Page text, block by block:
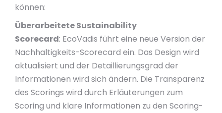
können:
Überarbeitete Sustainability
Scorecard: EcoVadis führt eine neue Version der
Nachhaltigkeits-Scorecard ein. Das Design wird
aktualisiert und der Detaillierungsgrad der
Informationen wird sich ändern. Die Transparenz
des Scorings wird durch Erläuterungen zum
Scoring und klare Informationen zu den Scoring-